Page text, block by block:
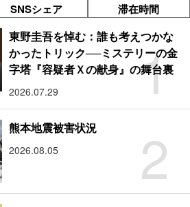
SNSシェア 滞在時間
1
東野圭吾を悼む：誰も考えつかな
かったトリック──ミステリーの金
字塔『容疑者Ｘの献身』の舞台裏
2026.07.29
2
熊本地震被害状況
2026.08.05